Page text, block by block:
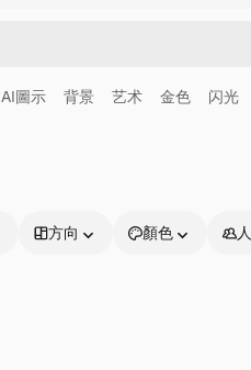
圖示 背景 艺术 金色 闪光
方向 顏色 人